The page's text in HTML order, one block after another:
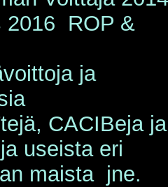
2016 ROP &
ja
CACIBeja ja
useista eri
maista jne.